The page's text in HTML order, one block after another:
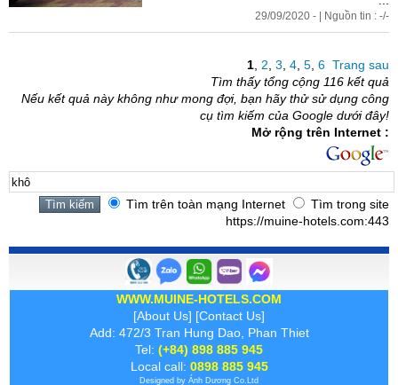
29/09/2020 - | Nguồn tin : -/-
1 2 3 4 5 6 Trang sau
Tìm thấy tổng cộng 116 kết quả
Nếu kết quả này không như mong đợi, bạn hãy thử sử dụng công
cụ tìm kiếm của Google dưới đây!
Mở rộng trên Internet :
Tìm trên toàn mạng Internet
Tìm trong site
https://muine-hotels.com:443
WWW.MUINE-HOTELS.COM
[About Us] [Contact Us]
Add: 472/3 Tran Hung Dao, Phan Thiet
Tel: (+84) 898 885 945
Local call: 0898 885 945
Designed by Ánh Dương Co.Ltd